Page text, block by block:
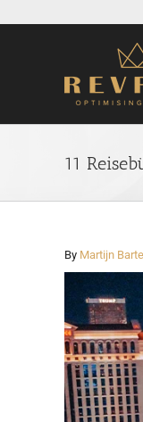
11
By Martijn
Larger
Image